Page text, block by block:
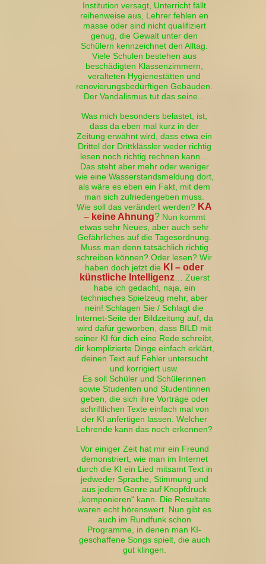
Institution versagt, Unterricht fällt
reihenweise aus, Lehrer fehlen en
masse oder sind nicht qualifiziert
genug, die Gewalt unter den
Schülern kennzeichnet den Alltag.
Viele Schulen bestehen aus
beschädigten Klassenzimmern,
veralteten Hygienestätten und
renovierungsbedürftigen Gebäuden.
Der Vandalismus tut das seine...
Was mich besonders belastet, ist,
dass da eben mal kurz in der
Zeitung erwähnt wird, dass etwa ein
Drittel der Drittklässler weder richtig
lesen noch richtig rechnen kann…
Das steht aber mehr oder weniger
wie eine Wasserstandsmeldung dort,
als wäre es eben ein Fakt, mit dem
man sich zufriedengeben muss.
Wie soll das verändert werden? KA
– keine Ahnung? Nun kommt
etwas sehr Neues, aber auch sehr
Gefährliches auf die Tagesordnung.
Muss man denn tatsächlich richtig
schreiben können? Oder lesen? Wir
haben doch jetzt die KI – oder
künstliche Intelligenz … Zuerst
habe ich gedacht, naja, ein
technisches Spielzeug mehr, aber
nein! Schlagen Sie / Schlagt die
Internet-Seite der Bildzeitung auf, da
wird dafür geworben, dass BILD mit
seiner KI für dich eine Rede schreibt,
dir komplizierte Dinge einfach erklärt,
deinen Text auf Fehler untersucht
und korrigiert usw.
Es soll Schüler und Schülerinnen
sowie Studenten und Studentinnen
geben, die sich ihre Vorträge oder
schriftlichen Texte einfach mal von
der KI anfertigen lassen. Welcher
Lehrende kann das noch erkennen?
Vor einiger Zeit hat mir ein Freund
demonstriert, wie man im Internet
durch die KI ein Lied mitsamt Text in
jedweder Sprache, Stimmung und
aus jedem Genre auf Knopfdruck
„komponieren“ kann. Die Resultate
waren echt hörenswert. Nun gibt es
auch im Rundfunk schon
Programme, in denen man KI-
geschaffene Songs spielt, die auch
gut klingen.